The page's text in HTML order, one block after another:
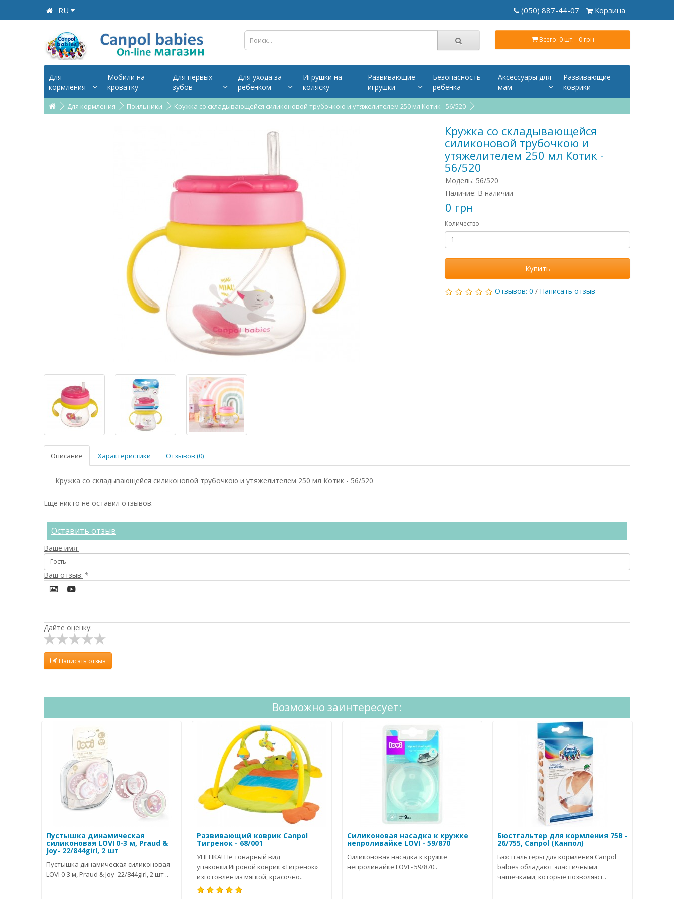
RU Корзина
(050) 887-44-07
Всего: 0 шт. - 0 грн
Для
кормления
Мобили на
кроватку
Для первых
зубов
Для ухода за
ребенком
Игрушки на
коляску
Развивающие
игрушки
Безопасность
ребенка
Аксессуары для
мам
Развивающие
коврики
Для кормления Поильники Кружка со складывающейся силиконовой трубочкою и утяжелителем 250 мл Котик - 56/520
Кружка со складывающейся
силиконовой трубочкою и
утяжелителем 250 мл Котик -
56/520
Модель: 56/520
Наличие: В наличии
0 грн
Количество
Купить
Отзывов: 0 / Написать отзыв
Описание Характеристики Отзывов (0)
Кружка со складывающейся силиконовой трубочкою и утяжелителем 250 мл Котик - 56/520
Ещё никто не оставил отзывов.
Оставить отзыв
Ваше имя:
Ваш отзыв: *
 
Дайте оценку:
Написать отзыв
Возможно заинтересует:
Пустышка динамическая
силиконовая LOVI 0-3 м, Praud &
Joy- 22/844girl, 2 шт
Пустышка динамическая силиконовая
LOVI 0-3 м, Praud & Joy- 22/844girl, 2 шт ..
Развивающий коврик Canpol
Тигренок - 68/001
УЦЕНКА! Не товарный вид
упаковки.Игровой коврик «Тигренок»
изготовлен из мягкой, красочно..
Силиконовая насадка к кружке
непроливайке LOVI - 59/870
Силиконовая насадка к кружке
непроливайке LOVI - 59/870..
Бюстгальтер для кормления 75B -
26/755, Canpol (Канпол)
Бюстгальтеры для кормления Canpol
babies обладают эластичными
чашечками, которые позволяют..